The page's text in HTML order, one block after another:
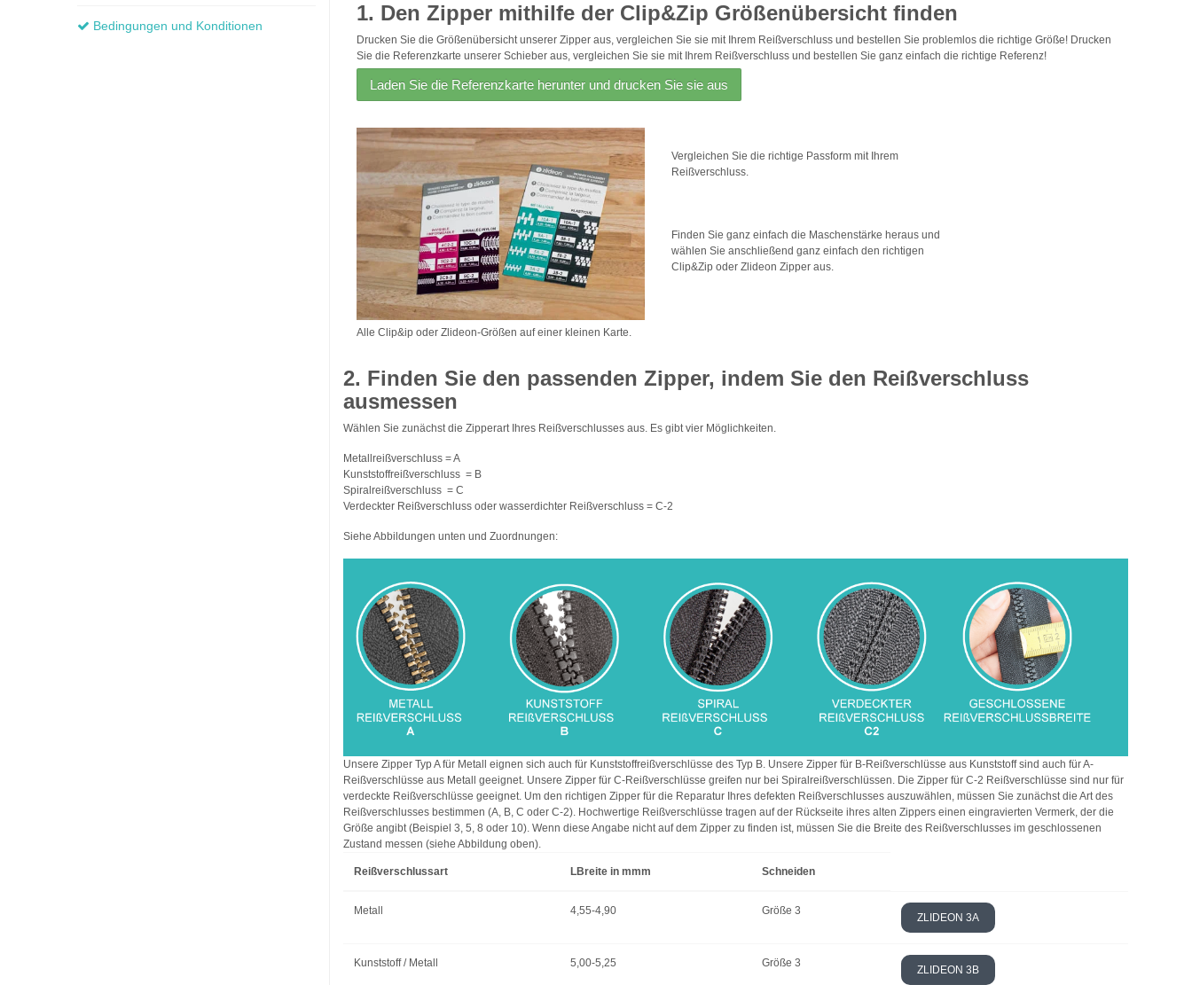
Bedingungen und Konditionen
1. Den Zipper mithilfe der Clip&Zip Größenübersicht finden
Drucken Sie die Größenübersicht unserer Zipper aus, vergleichen Sie sie mit Ihrem Reißverschluss und bestellen Sie problemlos die richtige Größe! Drucken
Sie die Referenzkarte unserer Schieber aus, vergleichen Sie sie mit Ihrem Reißverschluss und bestellen Sie ganz einfach die richtige Referenz!
Laden Sie die Referenzkarte herunter und drucken Sie sie aus
Alle Clip&ip oder Zlideon-Größen auf einer kleinen Karte.
Vergleichen Sie die richtige Passform mit Ihrem
Reißverschluss.
Finden Sie ganz einfach die Maschenstärke heraus und
wählen Sie anschließend ganz einfach den richtigen
Clip&Zip oder Zlideon Zipper aus.
2. Finden Sie den passenden Zipper, indem Sie den Reißverschluss
ausmessen
Wählen Sie zunächst die Zipperart Ihres Reißverschlusses aus. Es gibt vier Möglichkeiten.
Metallreißverschluss = A
Kunststoffreißverschluss = B
Spiralreißverschluss = C
Verdeckter Reißverschluss oder wasserdichter Reißverschluss = C-2
Siehe Abbildungen unten und Zuordnungen:
Unsere Zipper Typ A für Metall eignen sich auch für Kunststoffreißverschlüsse des Typ B. Unsere Zipper für B-Reißverschlüsse aus Kunststoff sind auch für A-
Reißverschlüsse aus Metall geeignet. Unsere Zipper für C-Reißverschlüsse greifen nur bei Spiralreißverschlüssen. Die Zipper für C-2 Reißverschlüsse sind nur für
verdeckte Reißverschlüsse geeignet. Um den richtigen Zipper für die Reparatur Ihres defekten Reißverschlusses auszuwählen, müssen Sie zunächst die Art des
Reißverschlusses bestimmen (A, B, C oder C-2). Hochwertige Reißverschlüsse tragen auf der Rückseite ihres alten Zippers einen eingravierten Vermerk, der die
Größe angibt (Beispiel 3, 5, 8 oder 10). Wenn diese Angabe nicht auf dem Zipper zu finden ist, müssen Sie die Breite des Reißverschlusses im geschlossenen
Zustand messen (siehe Abbildung oben).
Reißverschlussart LBreite in mmm Schneiden
Metall 4,55-4,90 Größe 3
ZLIDEON 3A
Kunststoff / Metall 5,00-5,25 Größe 3
ZLIDEON 3B